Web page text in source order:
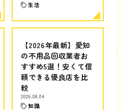
生活
【2026年最新】愛知
の不用品回収業者お
すすめ5選！安くて信
頼できる優良店を比
較
2026.08.04
知識